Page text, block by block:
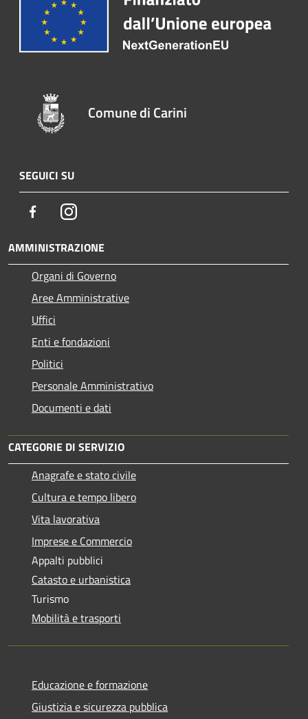
Comune di Carini
SEGUICI SU
FacebookInstagram
AMMINISTRAZIONE
Organi di Governo
Aree Amministrative
Uffici
Enti e fondazioni
Politici
Personale Amministrativo
Documenti e dati
CATEGORIE DI SERVIZIO
Anagrafe e stato civile
Cultura e tempo libero
Vita lavorativa
Imprese e Commercio
Appalti pubblici
Catasto e urbanistica
Turismo
Mobilità e trasporti
Educazione e formazione
Giustizia e sicurezza pubblica